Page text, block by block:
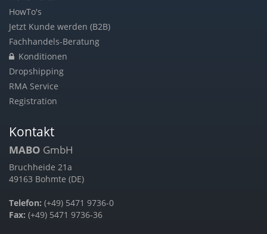
HowTo's
Jetzt Kunde werden (B2B)
Fachhandels-Beratung
Konditionen
Dropshipping
RMA Service
Registration
Kontakt
MABO GmbH
Bruchheide 21a
49163 Bohmte (DE)
Telefon: (+49) 5471 9736-0
Fax: (+49) 5471 9736-36